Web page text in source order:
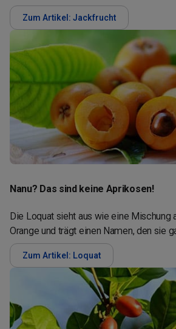
Zum Artikel: Jackfrucht
Nanu? Das sind keine Aprikosen!
Die Loquat sieht aus wie eine Mischung
Orange und trägt einen Namen, den sie
Zum Artikel: Loquat